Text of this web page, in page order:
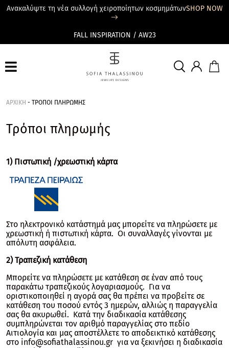
Ανακαλύψτε τη νέα συλλογή χειροποίητων κοσμημάτωνSHOP NOW
FALL INSPIRATION / AW23
ΑΡΧΙΚΗ - ΤΡΟΠΟΙ ΠΛΗΡΩΜΗΣ
Τρόποι πληρωμής
1) Πιστωτική /χρεωστική κάρτα
Στο ηλεκτρονικό κατάστημά μας μπορείτε να πληρώσετε με
χρεωστική ή πιστωτική κάρτα. Οι συναλλαγές γίνονται με
απόλυτη ασφάλεια.
2) Τραπεζική κατάθεση
Μπορείτε να πληρώσετε με κατάθεση σε έναν από τους
παρακάτω τραπεζικούς λογαριασμούς. Για να
οριστικοποιηθεί η αγορά σας θα πρέπει να προβείτε σε
κατάθεση του ποσού εντός 3 ημερών, αλλιώς η παραγγελία
σας θα ακυρωθεί. Κατά την διαδικασία κατάθεσης
συμπληρώνεται τον αριθμό παραγγελίας στο πεδίο
Αιτιολογία και μας αποστέλλετε το αποδεικτικό κατάθεσης
στο info@sofiathalassinou.gr για να ξεκινήσει η διαδικασία